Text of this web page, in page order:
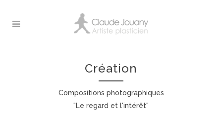
Création
Compositions photographiques
"Le regard et l'intérêt"